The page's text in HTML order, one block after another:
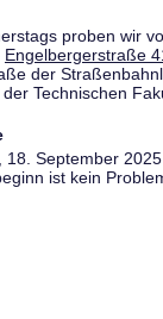
proben wir
Engelbergerstraße
der
Technischen
18. September
ist kein